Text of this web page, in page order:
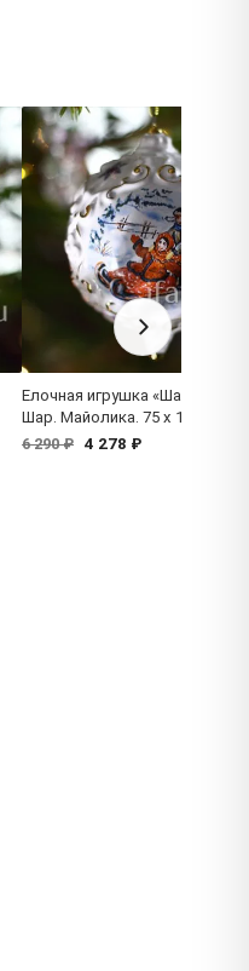
Елочная игрушка «Шар»
Шар. Майолика. 75 x 100 мм.
6 290 ₽ 4 278 ₽